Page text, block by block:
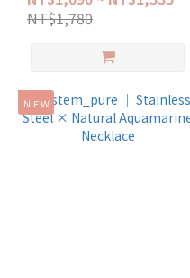
NT$1,780
ＮＥＷ